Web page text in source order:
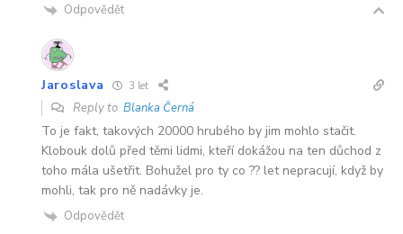
Odpovědět
Jaroslava 3 let
Reply to Blanka Černá
To je fakt, takových 20000 hrubého by jim mohlo stačit.
Klobouk dolů před těmi lidmi, kteří dokážou na ten důchod z
toho mála ušetřit. Bohužel pro ty co ?? let nepracují, když by
mohli, tak pro ně nadávky je.
Odpovědět